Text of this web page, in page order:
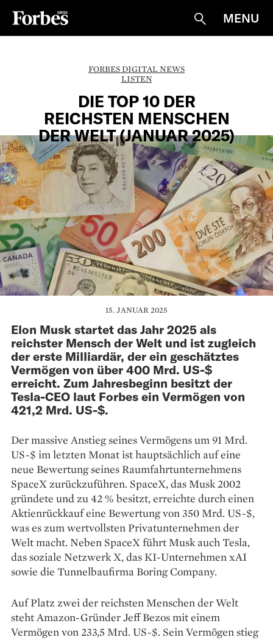
Suche
MENU
FORBES DIGITAL NEWS
LISTEN
DIE TOP 10 DER
REICHSTEN MENSCHEN
DER WELT (JANUAR 2025)
15. JANUAR 2025
Elon Musk startet das Jahr 2025 als
reichster Mensch der Welt und ist zugleich
der erste Milliardär, der ein geschätztes
Vermögen von über 400 Mrd. US-$
erreicht. Zum Jahresbeginn besitzt der
Tesla-CEO laut Forbes ein Vermögen von
421,2 Mrd. US-$.
Der massive Anstieg seines Vermögens um 91 Mrd.
US-$ im letzten Monat ist hauptsächlich auf eine
neue Bewertung seines Raumfahrtunternehmens
SpaceX zurückzuführen. SpaceX, das Musk 2002
gründete und zu 42 % besitzt, erreichte durch einen
Aktienrückkauf eine Bewertung von 350 Mrd. US-$,
was es zum wertvollsten Privatunternehmen der
Welt macht. Neben SpaceX führt Musk auch Tesla,
das soziale Netzwerk X, das KI-Unternehmen xAI
sowie die Tunnelbaufirma Boring Company.
Auf Platz zwei der reichsten Menschen der Welt
steht Amazon-Gründer Jeff Bezos mit einem
Vermögen von 233,5 Mrd. US-$. Sein Vermögen stieg